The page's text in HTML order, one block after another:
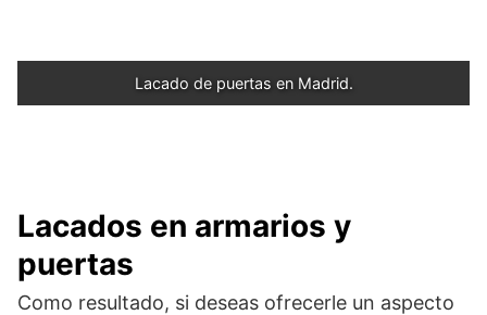
Lacado de puertas en Madrid.
Lacados en armarios y
puertas
Como resultado, si deseas ofrecerle un aspecto